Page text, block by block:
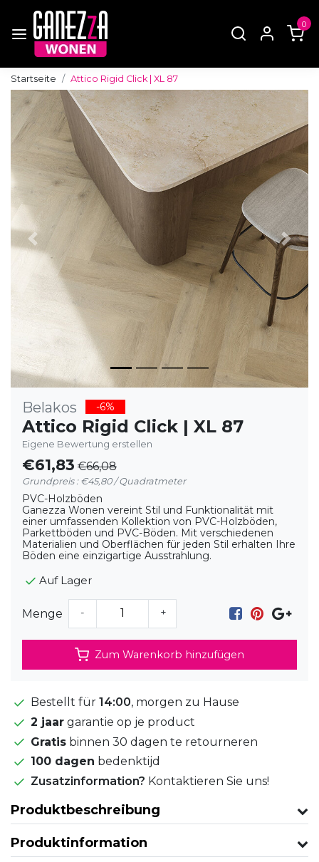
0
Startseite Attico Rigid Click | XL 87
Zurück
Belakos -6%
Attico Rigid Click | XL 87
Eigene Bewertung erstellen
€61,83 €66,08
Grundpreis : €45,80 / Quadratmeter
PVC-Holzböden
Ganezza Wonen vereint Stil und Funktionalität mit
einer umfassenden Kollektion von PVC-Holzböden,
Parkettböden und PVC-Böden. Mit verschiedenen
Materialien und Oberflächen für jeden Stil erhalten Ihre
Böden eine einzigartige Ausstrahlung.
Auf Lager
Menge - +
Zum Warenkorb hinzufügen
Bestellt für 14:00, morgen zu Hause
2 jaar garantie op je product
Gratis binnen 30 dagen te retourneren
100 dagen bedenktijd
Zusatzinformation? Kontaktieren Sie uns!
Produktbeschreibung
Produktinformation